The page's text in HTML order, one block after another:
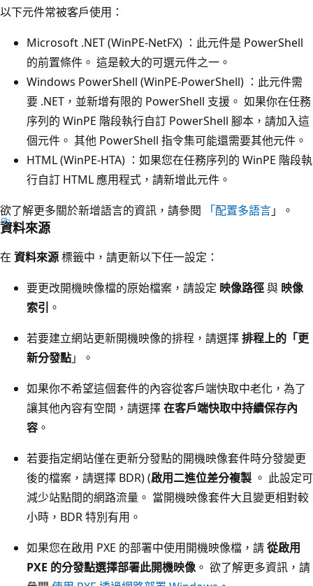
以下元件常被客戶使用：
Microsoft .NET (WinPE-NetFX) ：此元件是 PowerShell
的前置條件。 這是較大的可選元件之一。
Windows PowerShell (WinPE-PowerShell) ：此元件需
要 .NET，並新增有限的 PowerShell 支援。 如果你在任務
序列的 WinPE 階段執行自訂 PowerShell 腳本，請加入這
個元件。 其他 PowerShell 指令集可能還需要其他元件。
HTML (WinPE-HTA) ：如果您在任務序列的 WinPE 階段執
行自訂 HTML 應用程式，請新增此元件。
欲了解更多關於新增語言的資訊，請參閱
「配置多語言」。
資料來源
在 資料來源標籤中，請更新以下任一設定：
要更改開機映像檔的原始檔案，請設定 映像路徑與 映像
索引 。
若要建立網站更新開機映像的排程，請選擇排程上的「更
新分發點」。
如果你不希望這個套件的內容從客戶端快取中老化，為了
讓其他內容有空間，請選擇在客戶端快取中持續保存內
容 。
若要指定網站僅在更新分發點的開機映像套件時分發變更
後的檔案，請選擇 BDR) (啟用二進位差分複製 。 此設定可
減少站點間的網路流量。 當開機映像套件大且變更相對較
小時，BDR 特別有用。
如果您在啟用 PXE 的部署中使用開機映像檔，請從啟用
PXE 的分發點選擇部署此開機映像 。 欲了解更多資訊，請